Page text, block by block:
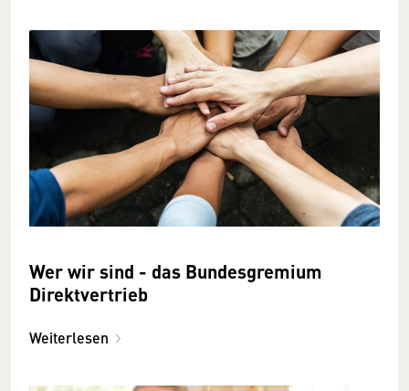
Wer wir sind - das Bundesgremium
Direktvertrieb
Weiterlesen